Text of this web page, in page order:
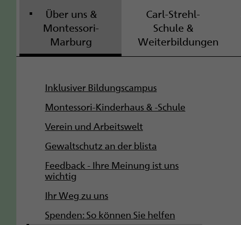
Über uns &
Montessori-
Marburg
Carl-Strehl-
Schule &
Weiterbildungen
Inklusiver Bildungscampus
Montessori-Kinderhaus & -Schule
Verein und Arbeitswelt
Gewaltschutz an der blista
Feedback - Ihre Meinung ist uns
wichtig
Ihr Weg zu uns
Spenden: So können Sie helfen